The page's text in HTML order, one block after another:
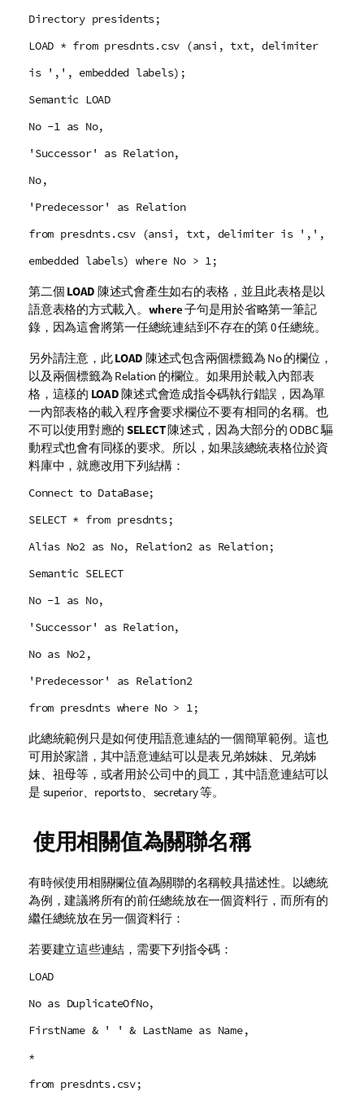
Directory presidents;
LOAD * from presdnts.csv (ansi, txt, delimiter
is ',', embedded labels);
Semantic LOAD
No -1 as No,
'Successor' as Relation,
No,
'Predecessor' as Relation
from presdnts.csv (ansi, txt, delimiter is ',',
embedded labels) where No > 1;
第二個 LOAD 陳述式會產生如右的表格，並且此表格是以
語意表格的方式載入。 where子句是用於省略第一筆記
錄，因為這會將第一任總統連結到不存在的第 0 任總統。
另外請注意，此LOAD 陳述式包含兩個標籤為 No的欄位，
以及兩個標籤為 Relation 的欄位。如果用於載入內部表
格，這樣的 LOAD陳述式會造成指令碼執行錯誤，因為單
一內部表格的載入程序會要求欄位不要有相同的名稱。也
不可以使用對應的 SELECT陳述式，因為大部分的ODBC驅
動程式也會有同樣的要求。所以，如果該總統表格位於資
料庫中，就應改用下列結構：
Connect to DataBase;
SELECT * from presdnts;
Alias No2 as No, Relation2 as Relation;
Semantic SELECT
No -1 as No,
'Successor' as Relation,
No as No2,
'Predecessor' as Relation2
from presdnts where No > 1;
此總統範例只是如何使用語意連結的一個簡單範例。這也
可用於家譜，其中語意連結可以是表兄弟姊妹、兄弟姊
妹、祖母等，或者用於公司中的員工，其中語意連結可以
是 superior、 reports to、 secretary等。
使用相關值為關聯名稱
有時候使用相關欄位值為關聯的名稱較具描述性。以總統
為例，建議將所有的前任總統放在一個資料行，而所有的
繼任總統放在另一個資料行：
若要建立這些連結，需要下列指令碼：
LOAD
No as DuplicateOfNo,
FirstName & ' ' & LastName as Name,
*
from presdnts.csv;